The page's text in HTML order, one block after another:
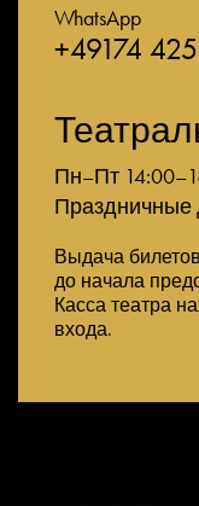
WhatsApp
+49174
Пн–Пт
Праздничные
Выдача
до начала
Касса театра
входа.